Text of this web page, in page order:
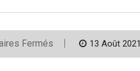
Fermés Sur
Disease
13 Août 2021